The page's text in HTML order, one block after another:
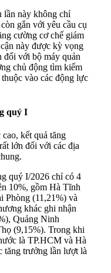
lần này không chỉ
gắn với yêu cầu cụ
cường cơ chế giám
này được kỳ vọng
đối với bộ máy quản
chủ động tìm kiếm
vào các động lực
quý I
kết quả tăng
lớn đối với các địa
quý I/2026 chỉ có 4
10%, gồm Hà Tĩnh
Phòng (11,21%) và
khác ghi nhận
Quảng Ninh
(9,15%). Trong khi
là TP.HCM và Hà
tăng trưởng lần lượt là